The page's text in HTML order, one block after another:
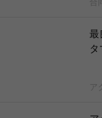
最